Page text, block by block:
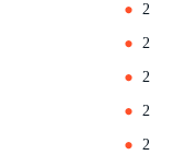
25
26
25
25
27